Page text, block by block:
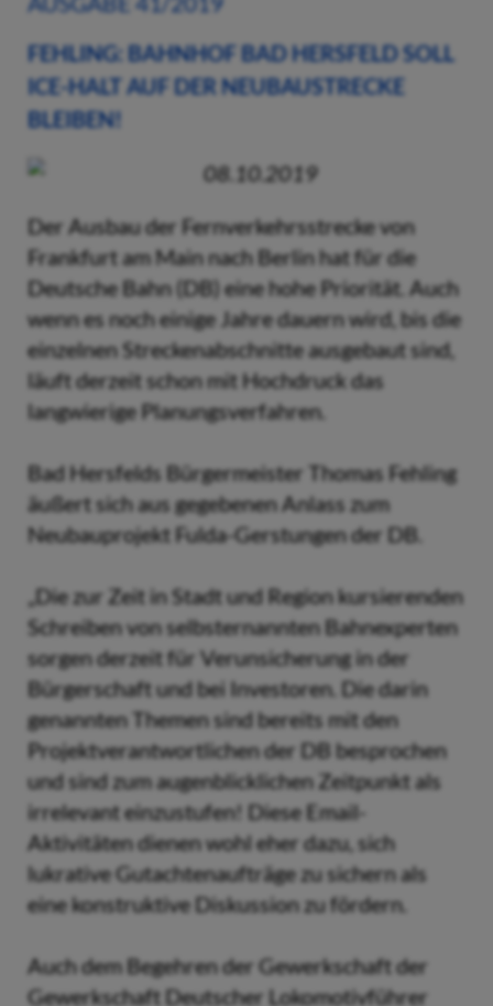
FEHLING: BAHNHOF BAD HERSFELD SOLL
ICE-HALT AUF DER NEUBAUSTRECKE
BLEIBEN!
08.10.2019
Der Ausbau der Fernverkehrsstrecke von
Frankfurt am Main nach Berlin hat für die
Deutsche Bahn (DB) eine hohe Priorität. Auch
wenn es noch einige Jahre dauern wird, bis die
einzelnen Streckenabschnitte ausgebaut sind,
läuft derzeit schon mit Hochdruck das
langwierige Planungsverfahren.
Bad Hersfelds Bürgermeister Thomas Fehling
äußert sich aus gegebenen Anlass zum
Neubauprojekt Fulda-Gerstungen der DB.
„Die zur Zeit in Stadt und Region kursierenden
Schreiben von selbsternannten Bahnexperten
sorgen derzeit für Verunsicherung in der
Bürgerschaft und bei Investoren. Die darin
genannten Themen sind bereits mit den
Projektverantwortlichen der DB besprochen
und sind zum augenblicklichen Zeitpunkt als
irrelevant einzustufen! Diese Email-
Aktivitäten dienen wohl eher dazu, sich
lukrative Gutachtenaufträge zu sichern als
eine konstruktive Diskussion zu fördern.
Auch dem Begehren der Gewerkschaft der
Gewerkschaft Deutscher Lokomotivführer